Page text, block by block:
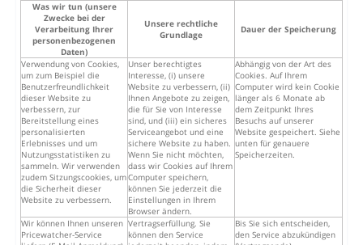
Was wir tun (unsere
Zwecke bei der
Verarbeitung Ihrer
personenbezogenen
Daten)
Unsere rechtliche
Grundlage
Dauer der Speicherung
Verwendung von Cookies,
um zum Beispiel die
Benutzerfreundlichkeit
dieser Website zu
verbessern, zur
Bereitstellung eines
personalisierten
Erlebnisses und um
Nutzungsstatistiken zu
sammeln. Wir verwenden
zudem Sitzungscookies, um
die Sicherheit dieser
Website zu verbessern.
Unser berechtigtes
Interesse, (i) unsere
Website zu verbessern, (ii)
Ihnen Angebote zu zeigen,
die für Sie von Interesse
sind, und (iii) ein sicheres
Serviceangebot und eine
sichere Website zu haben.
Wenn Sie nicht möchten,
dass wir Cookies auf Ihrem
Computer speichern,
können Sie jederzeit die
Einstellungen in Ihrem
Browser ändern.
Abhängig von der Art des
Cookies. Auf Ihrem
Computer wird kein Cookie
länger als 6 Monate ab
dem Zeitpunkt Ihres
Besuchs auf unserer
Website gespeichert. Siehe
unten für genauere
Speicherzeiten.
Wir können Ihnen unseren
Pricewatcher-Service
Vertragserfüllung. Sie
können den Service
Bis Sie sich entscheiden,
den Service abzukündigen